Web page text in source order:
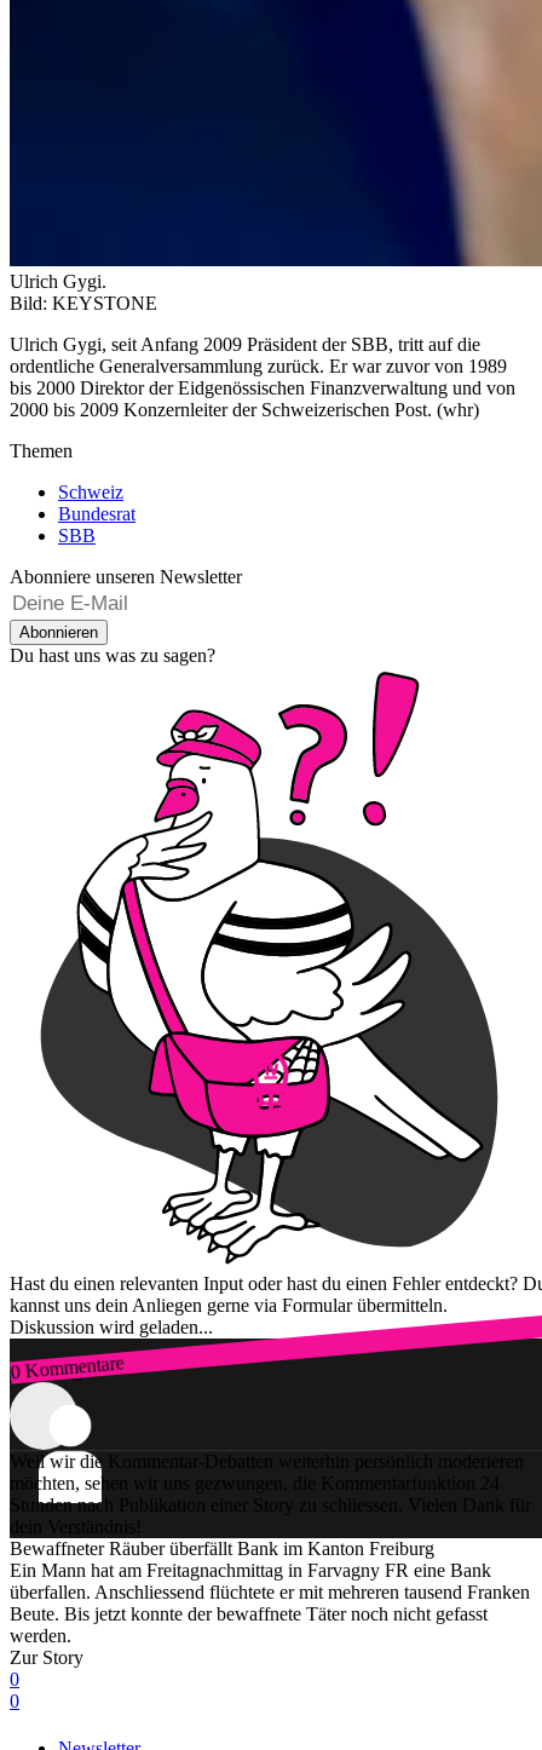
Ulrich Gygi.
Bild: KEYSTONE
Ulrich Gygi, seit Anfang 2009 Präsident der SBB, tritt auf die
ordentliche Generalversammlung zurück. Er war zuvor von 1989
bis 2000 Direktor der Eidgenössischen Finanzverwaltung und von
2000 bis 2009 Konzernleiter der Schweizerischen Post. (whr)
Themen
Schweiz
Bundesrat
SBB
Abonniere unseren Newsletter
Abonnieren
Du hast uns was zu sagen?
Hast du einen relevanten Input oder hast du einen Fehler entdeckt?
kannst uns dein Anliegen gerne via Formular übermitteln.
Diskussion wird geladen...
0 Kommentare
Zum Login
Weil wir die Kommentar-Debatten weiterhin persönlich moderieren
möchten, sehen wir uns gezwungen, die Kommentarfunktion 24
Stunden nach Publikation einer Story zu schliessen. Vielen Dank für
dein Verständnis!
Bewaffneter Räuber überfällt Bank im Kanton Freiburg
Ein Mann hat am Freitagnachmittag in Farvagny FR eine Bank
überfallen. Anschliessend flüchtete er mit mehreren tausend Franken
Beute. Bis jetzt konnte der bewaffnete Täter noch nicht gefasst
werden.
Zur Story
0
0